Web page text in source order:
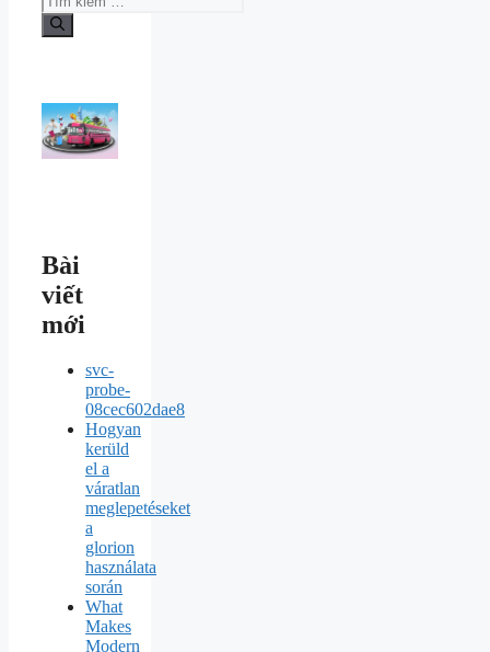
Bài
viết
mới
svc-
probe-
08cec602dae8
Hogyan
kerüld
el a
váratlan
meglepetéseket
a
glorion
használata
során
What
Makes
Modern